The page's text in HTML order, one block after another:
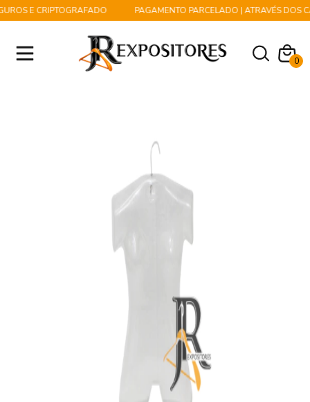
E CRIPTOGRAFADO PAGAMENTO PARCELADO | ATRAVÉS DOS
0